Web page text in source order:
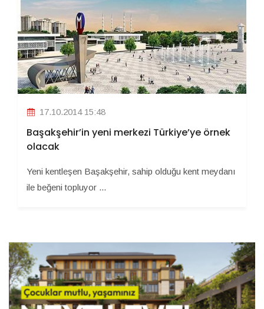
17.10.2014 15:48
Başakşehir’in yeni merkezi Türkiye’ye örnek
olacak
Yeni kentleşen Başakşehir, sahip olduğu kent meydanı
ile beğeni topluyor ...